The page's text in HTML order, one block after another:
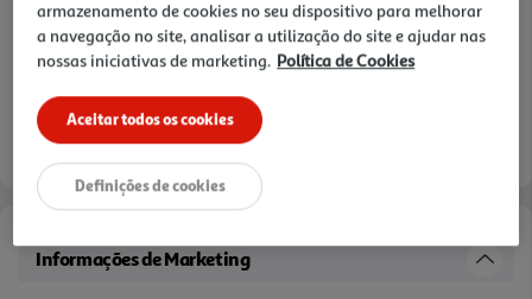
traduções pa ra 30 línguas.
Informações de Marketing
armazenamento de cookies no seu dispositivo para melhorar
a navegação no site, analisar a utilização do site e ajudar nas
nossas iniciativas de marketing. Política de Cookies
Aceitar todos os cookies
Definições de cookies